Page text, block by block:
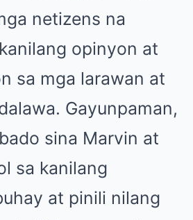
netizens na
opinyon at
sa mga larawan at
Gayunpaman,
sina Marvin at
sa kanilang
at pinili nilang